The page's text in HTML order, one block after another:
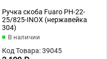
Ручка скоба Fuaro PH-22-
25/825-INOX (нержавейка
304)
В наличии
Код Товара: 39045